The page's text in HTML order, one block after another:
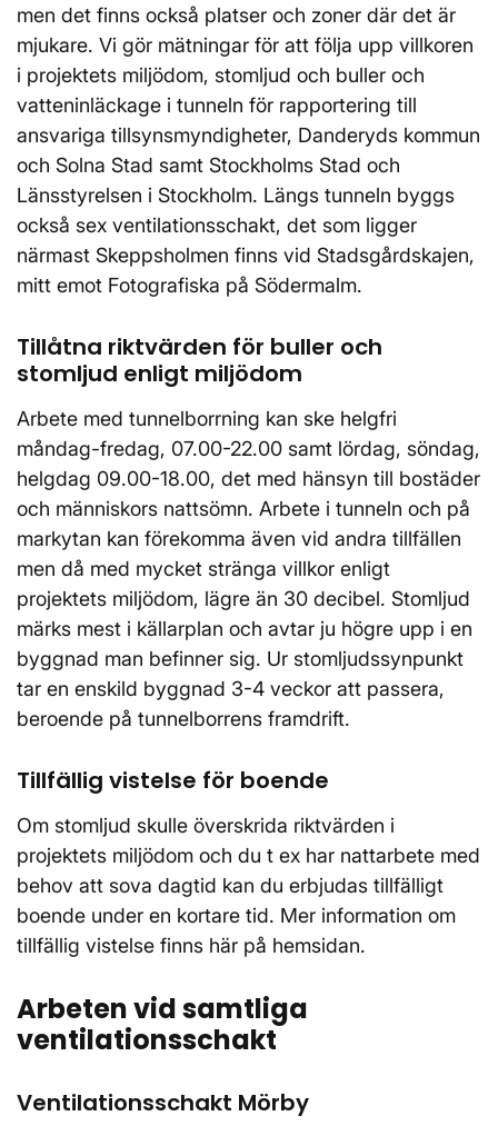
men det finns också platser och zoner där det är
mjukare. Vi gör mätningar för att följa upp villkoren
i projektets miljödom, stomljud och buller och
vatteninläckage i tunneln för rapportering till
ansvariga tillsynsmyndigheter, Danderyds kommun
och Solna Stad samt Stockholms Stad och
Länsstyrelsen i Stockholm. Längs tunneln byggs
också sex ventilationsschakt, det som ligger
närmast Skeppsholmen finns vid Stadsgårdskajen,
mitt emot Fotografiska på Södermalm.
Tillåtna riktvärden för buller och
stomljud enligt miljödom
Arbete med tunnelborrning kan ske helgfri
måndag-fredag, 07.00-22.00 samt lördag, söndag,
helgdag 09.00-18.00, det med hänsyn till bostäder
och människors nattsömn. Arbete i tunneln och på
markytan kan förekomma även vid andra tillfällen
men då med mycket stränga villkor enligt
projektets miljödom, lägre än 30 decibel. Stomljud
märks mest i källarplan och avtar ju högre upp i en
byggnad man befinner sig. Ur stomljudssynpunkt
tar en enskild byggnad 3-4 veckor att passera,
beroende på tunnelborrens framdrift.
Tillfällig vistelse för boende
Om stomljud skulle överskrida riktvärden i
projektets miljödom och du t ex har nattarbete med
behov att sova dagtid kan du erbjudas tillfälligt
boende under en kortare tid. Mer information om
tillfällig vistelse finns här på hemsidan.
Arbeten vid samtliga
ventilationsschakt
Ventilationsschakt Mörby